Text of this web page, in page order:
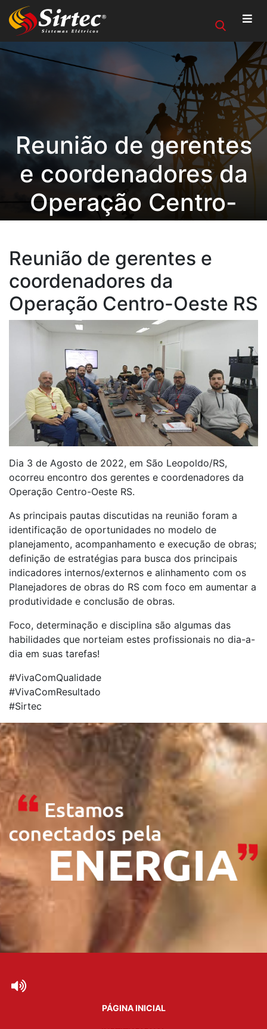
Reunião de gerentes
e coordenadores da
Operação Centro-
Reunião de gerentes e
coordenadores da
Operação Centro-Oeste RS
Dia 3 de Agosto de 2022, em São Leopoldo/RS,
ocorreu encontro dos gerentes e coordenadores da
Operação Centro-Oeste RS.
As principais pautas discutidas na reunião foram a
identificação de oportunidades no modelo de
planejamento, acompanhamento e execução de obras;
definição de estratégias para busca dos principais
indicadores internos/externos e alinhamento com os
Planejadores de obras do RS com foco em aumentar a
produtividade e conclusão de obras.
Foco, determinação e disciplina são algumas das
habilidades que norteiam estes profissionais no dia-a-
dia em suas tarefas!
#VivaComQualidade
#VivaComResultado
#Sirtec
PÁGINA INICIAL